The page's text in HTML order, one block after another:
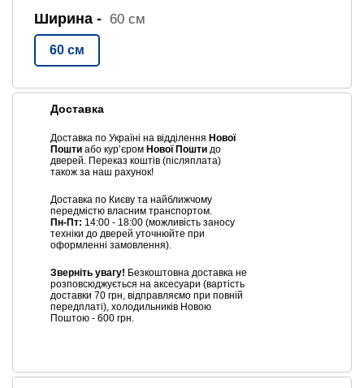
Ширина - 60 см
60 см
Доставка
Доставка по Україні на відділення Нової
Пошти або курʼєром Нової Пошти до
дверей. Переказ коштів (післяплата)
також за наш рахунок!
Доставка по Києву та найближчому
передмістю власним транспортом.
Пн-Пт: 14:00 - 18:00 (можливість заносу
техніки до дверей уточнюйте при
оформленні замовлення).
Зверніть увагу! Безкоштовна доставка не
розповсюджується на аксесуари (вартість
доставки 70 грн, відправляємо при повній
передплаті), холодильників Новою
Поштою - 600 грн.